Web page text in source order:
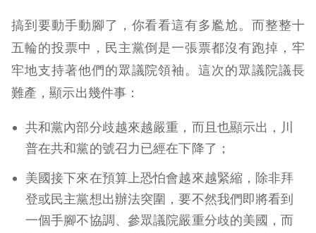
搞到要動手動腳了，你看看這有多尷尬。而整整十
五輪的投票中，民主黨倒是一張票都沒有跑掉，牢
牢地支持著他們的眾議院領袖。這次的眾議院議長
難產，顯示出幾件事：
共和黨內部分歧越來越嚴重，而且也顯示出，川
普在共和黨的號召力已經在下降了；
美國接下來在預算上恐怕會越來越緊縮，除非拜
登或民主黨想出辦法突圍，要不然我們即將看到
一個手腳不協調、參眾議院嚴重分歧的美國，而